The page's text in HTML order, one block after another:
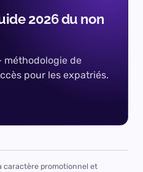
des points forts et
ce fonds
un créneau
2026 du non
méthodologie de
pour les expatriés.
caractère promotionnel et